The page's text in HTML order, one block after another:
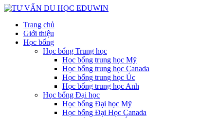
Trang chủ
Giới thiệu
Học bổng
Học bổng Trung học
Học bổng trung học Mỹ
Học bổng trung học Canada
Học bổng trung học Úc
Học bổng trung học Anh
Học bổng Đại học
Học bổng Đại học Mỹ
Học bổng Đại Học Canada